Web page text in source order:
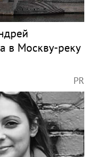
в Москву-реку
PR